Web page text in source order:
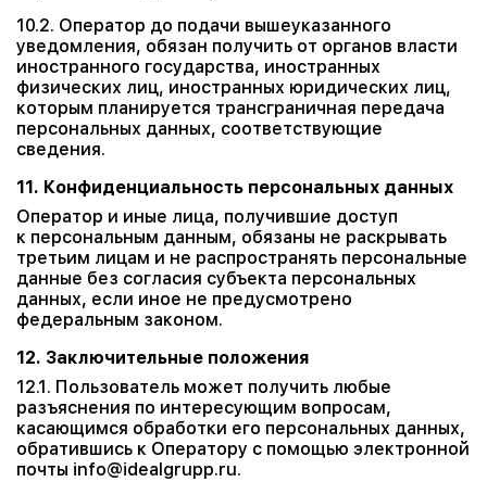
10.2. Оператор до подачи вышеуказанного
уведомления, обязан получить от органов власти
иностранного государства, иностранных
физических лиц, иностранных юридических лиц,
которым планируется трансграничная передача
персональных данных, соответствующие
сведения.
11. Конфиденциальность персональных данных
Оператор и иные лица, получившие доступ
к персональным данным, обязаны не раскрывать
третьим лицам и не распространять персональные
данные без согласия субъекта персональных
данных, если иное не предусмотрено
федеральным законом.
12. Заключительные положения
12.1. Пользователь может получить любые
разъяснения по интересующим вопросам,
касающимся обработки его персональных данных,
обратившись к Оператору с помощью электронной
почты info@idealgrupp.ru.